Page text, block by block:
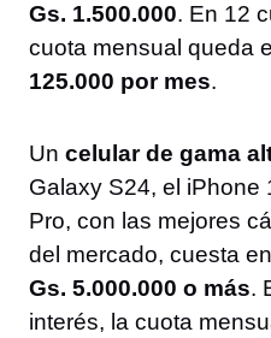
Gs. 1.500.000. En 12
cuota mensual queda
125.000 por mes.
Un celular de gama
Galaxy S24, el iPhone
Pro, con las mejores
del mercado, cuesta
Gs. 5.000.000 o más.
interés, la cuota